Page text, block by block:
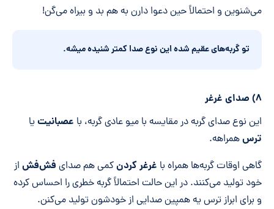
می‌شنوین و احتمالاً حین دعوا دارن به هم بد و بیراه می‌گن!
تو گربههای عقیم شده این نوع صدا کمتر شنیده میشه.
۸) صدای غرغر
این نوع صدای گربه در مقایسه با میو عادی گربه، با عصبانیتیا
ترسهمراهه.
گاهی اوقات گربه‌ها همراه با غرغر کردنکمی هم صدای فشفش از
خود تولید می‌کنند. در این حالت احتمالاً گربه خطری را احساس کرده
و برای ابراز ترس یه همپین صدایی از خودشون تولید می‌کنن.